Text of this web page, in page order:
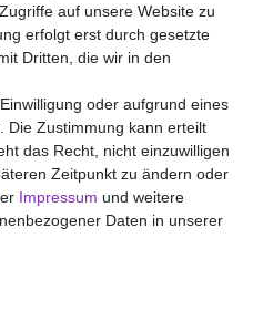
(auch Samstags)
Versand
AGB
auf unsere Website zu
erfolgt erst durch gesetzte
Dritten, die wir in den
oder aufgrund eines
Die Zustimmung kann erteilt
das Recht, nicht einzuwilligen
Zeitpunkt zu ändern oder
Impressum und weitere
Daten in unserer